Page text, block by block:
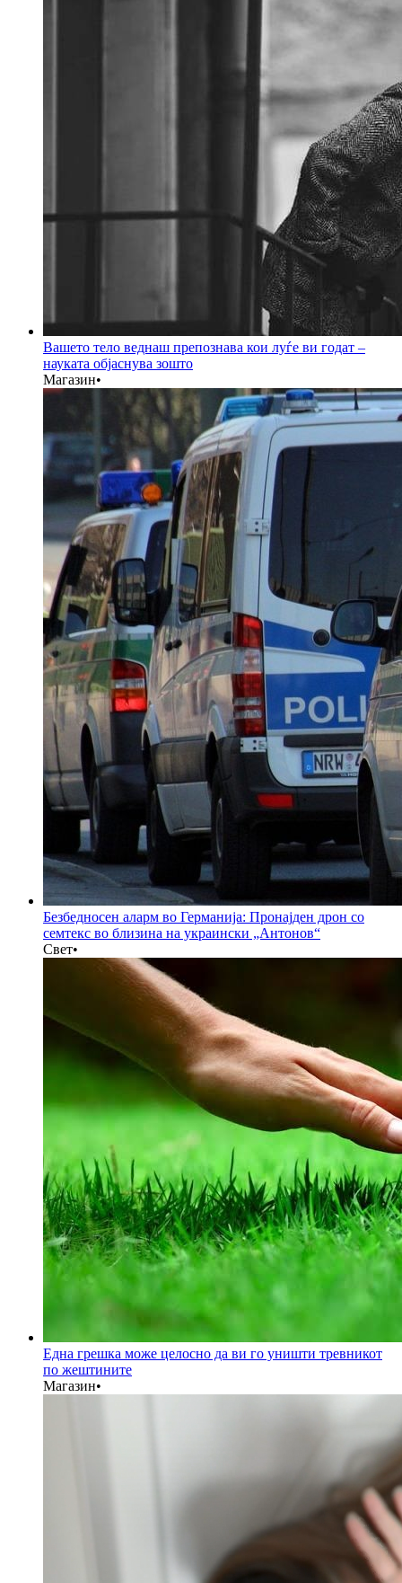
Вашето тело веднаш препознава кои луѓе ви годат –
науката објаснува зошто
Магазин•
Безбедносен аларм во Германија: Пронајден дрон со
семтекс во близина на украински „Антонов“
Свет•
Една грешка може целосно да ви го уништи тревникот
по жештините
Магазин•